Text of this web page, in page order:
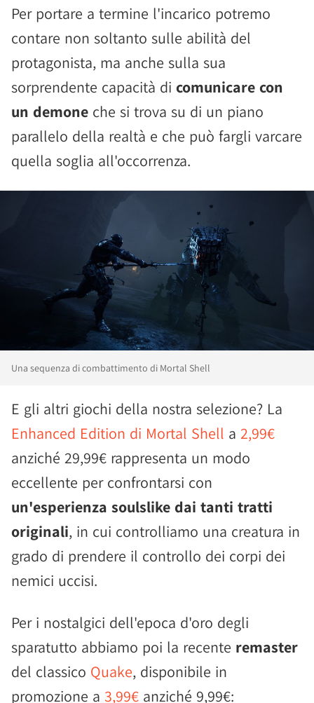
Per portare a termine l'incarico potremo
contare non soltanto sulle abilità del
protagonista, ma anche sulla sua
sorprendente capacità di comunicare con
un demone che si trova su di un piano
parallelo della realtà e che può fargli varcare
quella soglia all'occorrenza.
Una sequenza di combattimento di Mortal Shell
E gli altri giochi della nostra selezione? La
Enhanced Edition di Mortal Shell a 2,99€
anziché 29,99€ rappresenta un modo
eccellente per confrontarsi con
un'esperienza soulslike dai tanti tratti
originali, in cui controlliamo una creatura in
grado di prendere il controllo dei corpi dei
nemici uccisi.
Per i nostalgici dell'epoca d'oro degli
sparatutto abbiamo poi la recente remaster
del classico Quake, disponibile in
promozione a 3,99€ anziché 9,99€: